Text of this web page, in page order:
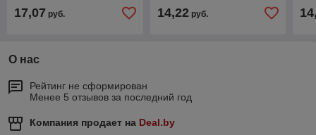
17,07 руб. 14,22руб.
О нас
Рейтинг не сформирован
Менее 5 отзывов за последний год
Компания продает на Deal.by